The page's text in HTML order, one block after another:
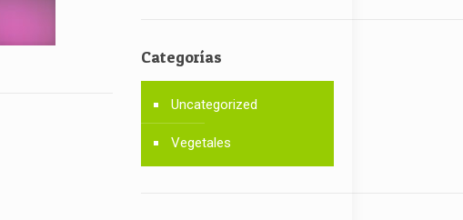
Categorías
Uncategorized
Vegetales